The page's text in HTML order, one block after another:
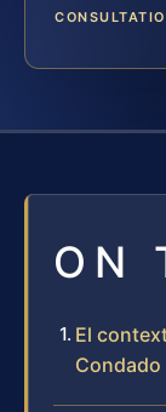
ON
El
Condado